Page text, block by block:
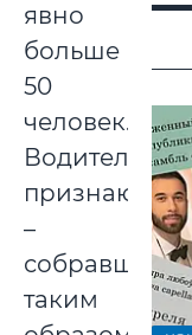
явно
больше
50
человек.
Водители
признаются
–
собравшись
таким